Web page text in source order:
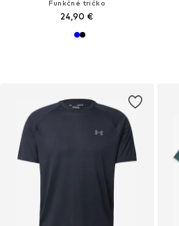
Funkčné tričko
24,90 €